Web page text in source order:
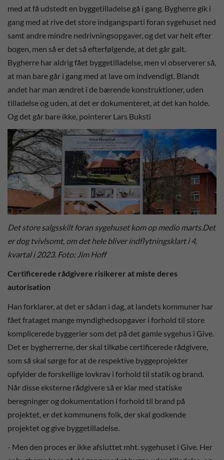
med at få udstedt en byggetilladelse gå i gang. Bygherre gik i
gang med at rive det store indgangsparti foran sygehuset ned
samt andre mindre nedrivningsopgaver, og det var helt efter
bogen, men så er det så efterfølgende, at det går galt.
Bygherre har aldrig fået byggetilladelse, men vi observerer så,
at man bare går i gang med at lave om indvendigt. Blandt
andet har man ændret i de bærende konstruktioner, uden
tilladelse og uden, at det er dokumenteret, at det kan holde.
Og det går bare ikke, pointerer Lars Buksti
Det store salgsskilt foran sygehuset kom op medio marts.Det
er dog tvivlsomt, om det hele bliver indflytningsklart i 4,
kvartal i 2023. Foto: Jim Hoff
Certificerede rådgivere risikerer at miste deres
autorisation
Han forklarer, at det er sådan i dag, at landets kommuner har
fået frataget mange myndighedsopgaver i forhold til store
komplicerede byggerier som det på det gamle sygehus i Give.
Det er bygherrerne, der skal tilkøbe certificerede rådgivere,
som så skal sørge for at de respektive byggeprojekter
opfylder de forskellige lovkrav i forhold til statik og brand.
Når disse eksterne rådgivere så er klar med statiske
beregninger og dokumentation i forhold til brand på
projektet, er det kommunens folk, der skal godkende
projektet og give byggetilladelse.
- Men den proces er ikke afsluttet mht. sygehuset i Give. Her